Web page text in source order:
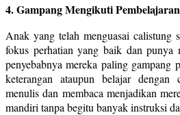
4. Gampang Mengikuti Pembelajaran
Anak yang telah menguasai calistung
fokus perhatian yang baik dan punya
penyebabnya mereka paling gampang
keterangan ataupun belajar dengan
menulis dan membaca menjadikan
mandiri tanpa begitu banyak instruksi